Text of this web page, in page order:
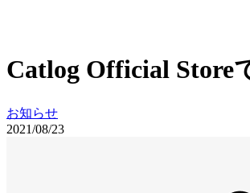
Catlog Official Store
お知らせ
2021/08/23